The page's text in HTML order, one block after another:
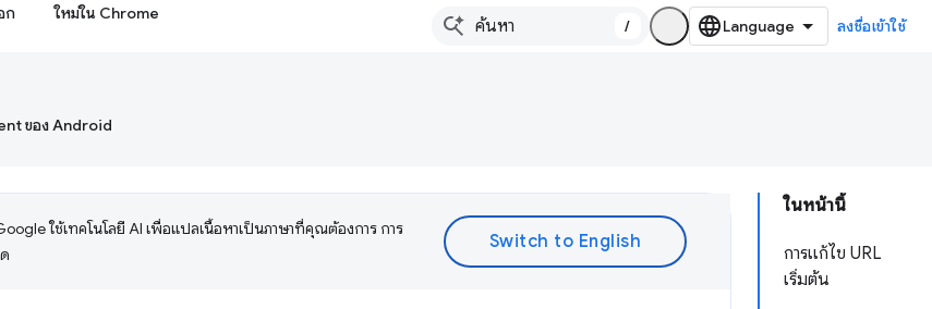
ก ใหม่ใน Chrome
/ ลงชื่อเข้าใช้
ของ Android
ในหน้านี้
การแก้ไข URL
เริ่มต้น
ใช้เทคโนโลยี AI เพื่อแปลเนื้อหาเป็นภาษาที่คุณต้องการ การ